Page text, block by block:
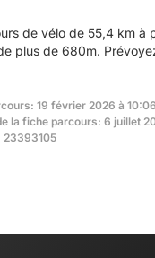
de vélo de 55,4 km à
plus de 680m.
19 février 2026 à
la fiche parcours: 6 juillet
23393105